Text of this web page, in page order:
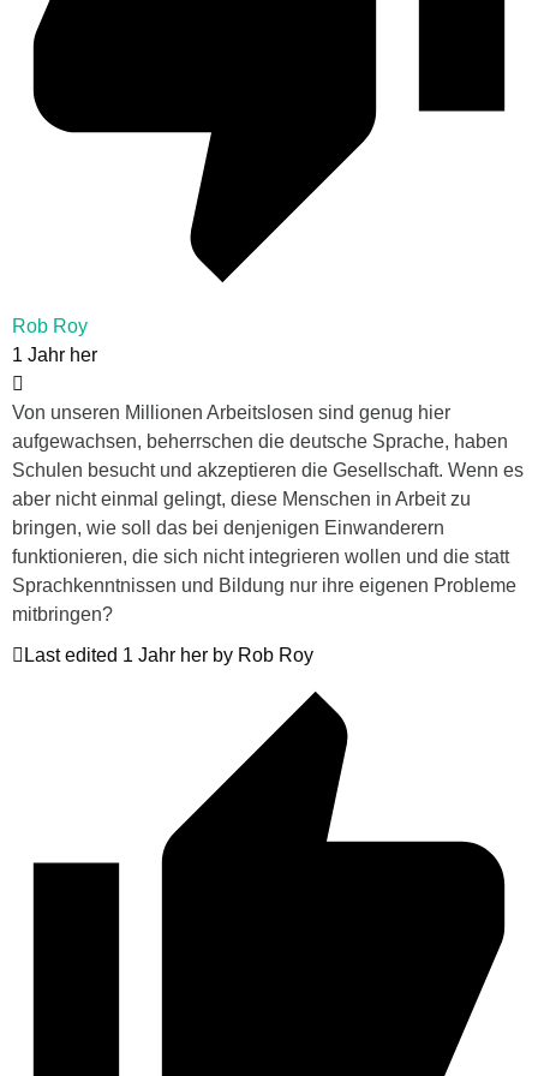
Rob Roy
1 Jahr her
Von unseren Millionen Arbeitslosen sind genug hier
aufgewachsen, beherrschen die deutsche Sprache, haben
Schulen besucht und akzeptieren die Gesellschaft. Wenn es
aber nicht einmal gelingt, diese Menschen in Arbeit zu
bringen, wie soll das bei denjenigen Einwanderern
funktionieren, die sich nicht integrieren wollen und die statt
Sprachkenntnissen und Bildung nur ihre eigenen Probleme
mitbringen?
Last edited 1 Jahr her by Rob Roy